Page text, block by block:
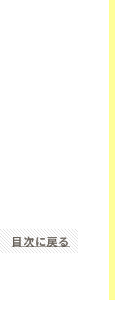
目次に戻る